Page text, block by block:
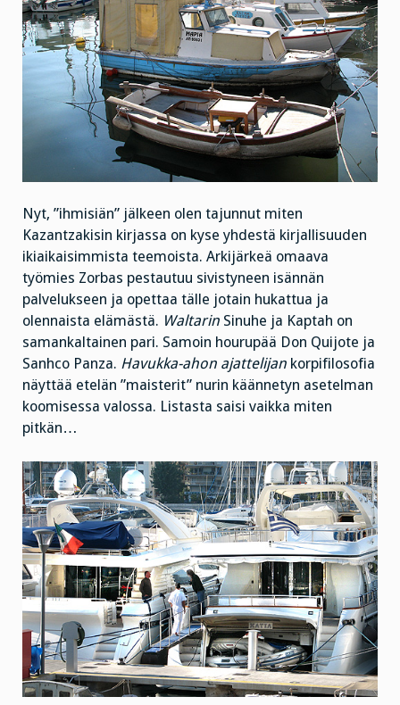
Nyt, ”ihmisiän” jälkeen olen tajunnut miten
Kazantzakisin kirjassa on kyse yhdestä kirjallisuuden
ikiaikaisimmista teemoista. Arkijärkeä omaava
työmies Zorbas pestautuu sivistyneen isännän
palvelukseen ja opettaa tälle jotain hukattua ja
olennaista elämästä. Waltarin Sinuhe ja Kaptah on
samankaltainen pari. Samoin hourupää Don Quijote ja
Sanhco Panza. Havukka-ahon ajattelijan korpifilosofia
näyttää etelän ”maisterit” nurin käännetyn asetelman
koomisessa valossa. Listasta saisi vaikka miten
pitkän…